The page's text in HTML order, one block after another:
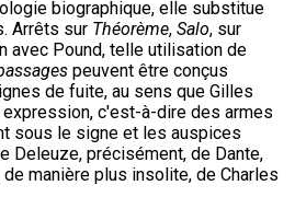
biographique, elle substitue
Arrêts sur Théorème, Salo, sur
avec Pound, telle utilisation de
peuvent être conçus
de fuite, au sens que Gilles
c'est-à-dire des armes
sous le signe et les auspices
Deleuze, précisément, de Dante,
de manière plus insolite, de Charles